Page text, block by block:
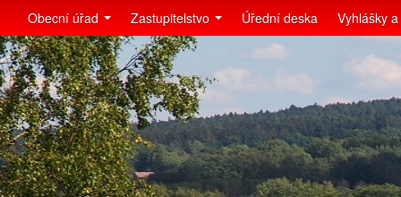
Obecní úřad Zastupitelstvo Úřední deska Vyhlášky